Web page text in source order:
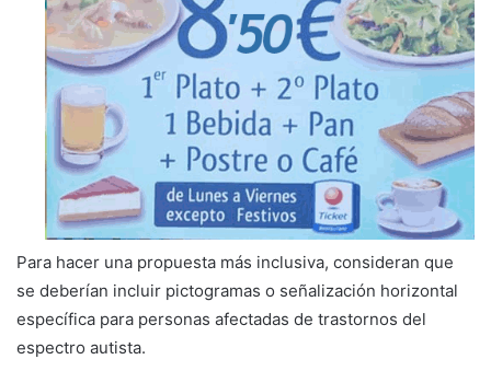
Para hacer una propuesta más inclusiva, consideran que
se deberían incluir pictogramas o señalización horizontal
específica para personas afectadas de trastornos del
espectro autista.